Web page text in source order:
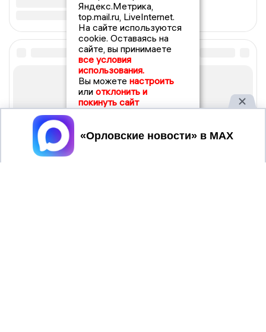
Яндекс.Метрика,
top.mail.ru, LiveInternet.
На сайте используются
cookie. Оставаясь на
сайте, вы принимаете
все условия
использования.
Вы можете настроить
или отклонить и
покинуть сайт
Принять